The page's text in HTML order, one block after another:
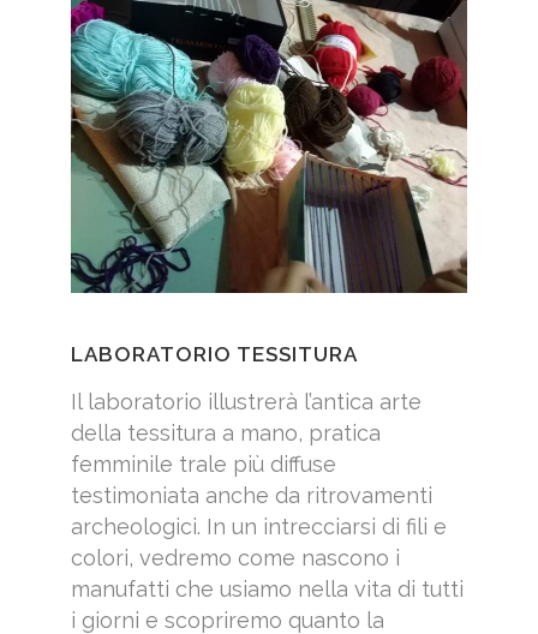
LABORATORIO TESSITURA
Il laboratorio illustrerà l’antica arte
della tessitura a mano, pratica
femminile trale più diffuse
testimoniata anche da ritrovamenti
archeologici. In un intrecciarsi di fili e
colori, vedremo come nascono i
manufatti che usiamo nella vita di tutti
i giorni e scopriremo quanto la